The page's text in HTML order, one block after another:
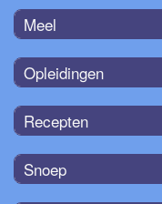
Meel
Opleidingen
Recepten
Snoep